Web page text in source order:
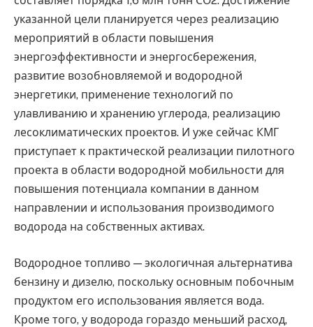
указанной цели планируется через реализацию
мероприятий в области повышения
энергоэффективности и энергосбережения,
развитие возобновляемой и водородной
энергетики, применение технологий по
улавливанию и хранению углерода, реализацию
лесоклиматических проектов. И уже сейчас КМГ
приступает к практической реализации пилотного
проекта в области водородной мобильности для
повышения потенциала компании в данном
направлении и использования производимого
водорода на собственных активах.
Водородное топливо — экологичная альтернатива
бензину и дизелю, поскольку основным побочным
продуктом его использования является вода.
Кроме того, у водорода гораздо меньший расход,